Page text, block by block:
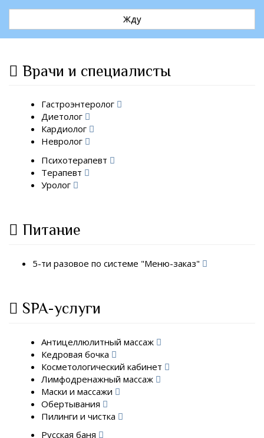
Жду
Врачи и специалисты
Гастроэнтеролог
Диетолог
Кардиолог
Невролог
Психотерапевт
Терапевт
Уролог
Питание
5-ти разовое по системе "Меню-заказ"
SPA-услуги
Антицеллюлитный массаж
Кедровая бочка
Косметологический кабинет
Лимфодренажный массаж
Маски и массажи
Обертывания
Пилинги и чистка
Русская баня